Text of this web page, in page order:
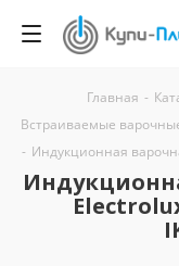
Главная -
Встраиваемые
- Индукционная